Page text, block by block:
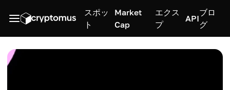
スポッ
ト
Market
Cap
エクス
プ
API
ブロ
グ